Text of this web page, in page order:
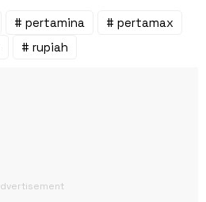
# pertamina
# pertamax
# rupiah